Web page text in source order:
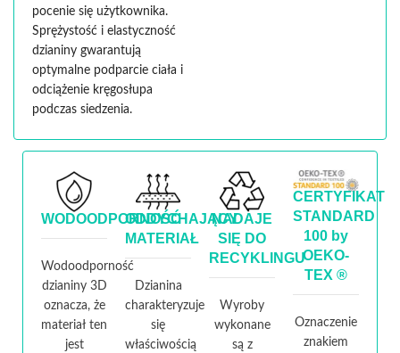
pocenie się użytkownika.
Sprężystość i elastyczność
dzianiny gwarantują
optymalne podparcie ciała i
odciążenie kręgosłupa
podczas siedzenia.
WODOODPORNOŚĆ
Wodoodporność
dzianiny 3D
oznacza, że
materiał ten
jest
ODDYCHAJĄCY
MATERIAŁ
Dzianina
charakteryzuje
się
właściwością
NADAJE
SIĘ DO
RECYKLINGU
Wyroby
wykonane
są z
CERTYFIKAT
STANDARD
100 by
OEKO-
TEX ®
Oznaczenie
znakiem